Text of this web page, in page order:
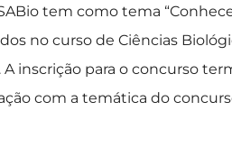
tem como tema
no curso de Ciências
inscrição para o concurso
com a temática do